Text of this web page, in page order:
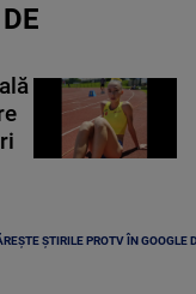
ȘTIRILE PROTV ÎN GOOGLE